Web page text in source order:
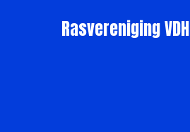
Rasvereniging VDH